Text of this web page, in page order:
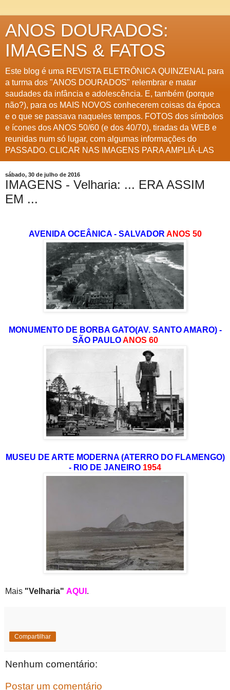
ANOS DOURADOS:
IMAGENS & FATOS
Este blog é uma REVISTA ELETRÔNICA QUINZENAL para
a turma dos "ANOS DOURADOS" relembrar e matar
saudades da infância e adolescência. E, também (porque
não?), para os MAIS NOVOS conhecerem coisas da época
e o que se passava naqueles tempos. FOTOS dos símbolos
e ícones dos ANOS 50/60 (e dos 40/70), tiradas da WEB e
reunidas num só lugar, com algumas informações do
PASSADO. CLICAR NAS IMAGENS PARA AMPLIÁ-LAS
sábado, 30 de julho de 2016
IMAGENS - Velharia: ... ERA ASSIM
EM ...
AVENIDA OCEÂNICA - SALVADOR ANOS 50
MONUMENTO DE BORBA GATO(AV. SANTO AMARO) -
SÃO PAULOANOS 60
MUSEU DE ARTE MODERNA (ATERRO DO FLAMENGO)
- RIO DE JANEIRO 1954
Mais "Velharia" AQUI .
Compartilhar
Nenhum comentário:
Postar um comentário